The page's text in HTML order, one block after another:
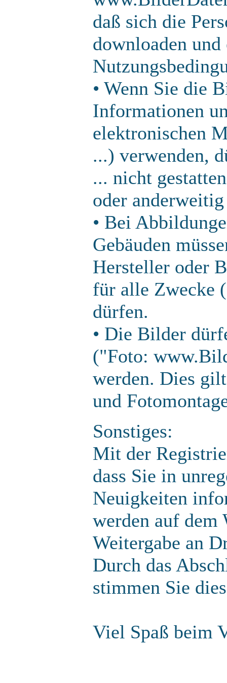
daß sich die
downloaden und
• Wenn Sie die
Informationen
elektronischen
...) verwenden,
... nicht
oder
• Bei
Gebäuden
Hersteller oder
für alle Zwecke
dürfen.
• Die Bilder
("Foto:
werden. Dies
und
Sonstiges:
Mit der
dass Sie in
Neuigkeiten
werden auf dem
Weitergabe an
Durch das
stimmen Sie
Viel Spaß beim